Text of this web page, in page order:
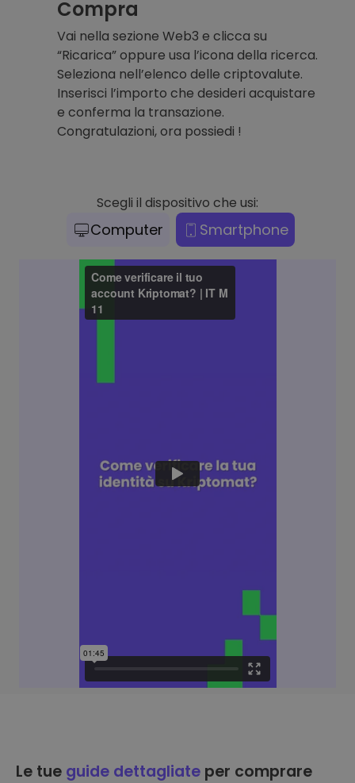
Compra
Vai nella sezione Web3 e clicca su
“Ricarica” oppure usa l’icona della ricerca.
Seleziona nell’elenco delle criptovalute.
Inserisci l’importo che desideri acquistare
e conferma la transazione.
Congratulazioni, ora possiedi !
Scegli il dispositivo che usi:
Computer Smartphone
Le tue guide dettagliate per comprare